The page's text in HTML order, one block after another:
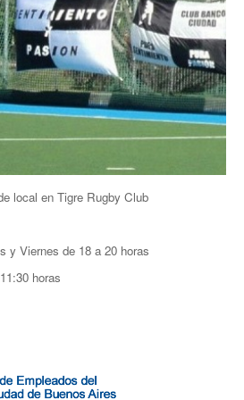
local en Tigre Rugby Club
y Viernes de 18 a 20 horas
horas